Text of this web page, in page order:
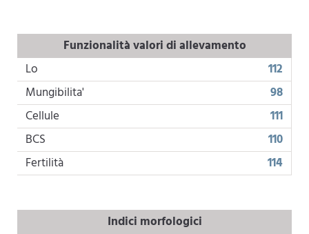
Funzionalità valori di allevamento
Lo
112
Mungibilita'
98
Cellule
111
BCS
110
Fertilità
114
Indici morfologici